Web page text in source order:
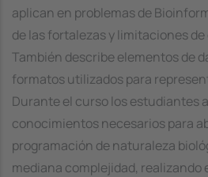
aplican en problemas de
de las fortalezas y limitaciones
También describe elementos de
formatos utilizados para
Durante el curso los estudiantes
conocimientos necesarios para
programación de naturaleza
mediana complejidad, realizando